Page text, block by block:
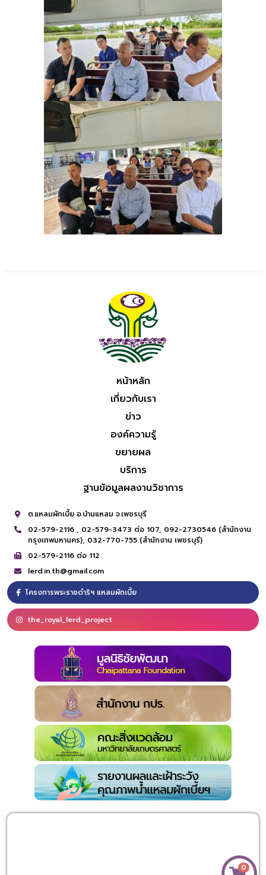
0
หน้าหลัก
เกี่ยวกับเรา
ข่าว
องค์ความรู้
ขยายผล
บริการ
ฐานข้อมูลผลงานวิชาการ
ต.แหลมผักเบี้ย อ.บ้านแหลม จ.เพชรบุรี
02-579-2116 , 02-579-3473 ต่อ 107, 092-2730546 (สำนักงาน
กรุงเทพมหานคร), 032-770-755 (สำนักงาน เพชรบุรี)
02-579-2116 ต่อ 112
lerd.in.th@gmail.com
โครงการพระราชดำริฯ แหลมผักเบี้ย
the_royal_lerd_project